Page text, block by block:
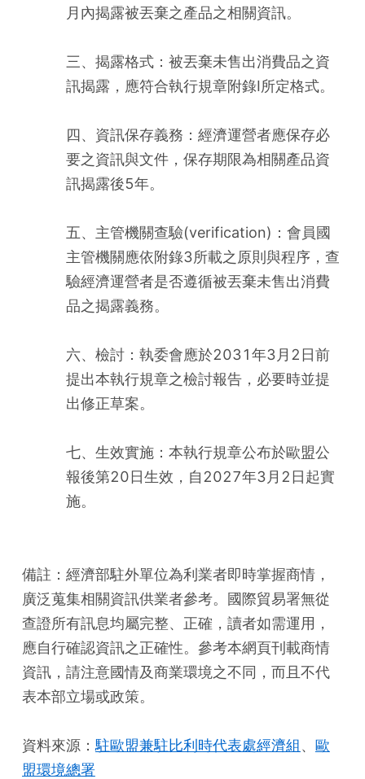
月內揭露被丟棄之產品之相關資訊。
三、揭露格式：被丟棄未售出消費品之資
訊揭露，應符合執行規章附錄I所定格式。
四、資訊保存義務：經濟運營者應保存必
要之資訊與文件，保存期限為相關產品資
訊揭露後5年。
五、主管機關查驗(verification)：會員國
主管機關應依附錄3所載之原則與程序，查
驗經濟運營者是否遵循被丟棄未售出消費
品之揭露義務。
六、檢討：執委會應於2031年3月2日前
提出本執行規章之檢討報告，必要時並提
出修正草案。
七、生效實施：本執行規章公布於歐盟公
報後第20日生效，自2027年3月2日起實
施。
備註：經濟部駐外單位為利業者即時掌握商情，
廣泛蒐集相關資訊供業者參考。國際貿易署無從
查證所有訊息均屬完整、正確，讀者如需運用，
應自行確認資訊之正確性。參考本網頁刊載商情
資訊，請注意國情及商業環境之不同，而且不代
表本部立場或政策。
資料來源： 駐歐盟兼駐比利時代表處經濟組、 歐
盟環境總署